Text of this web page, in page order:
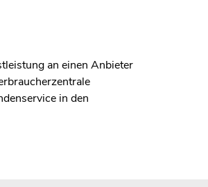
an einen Anbieter
in den